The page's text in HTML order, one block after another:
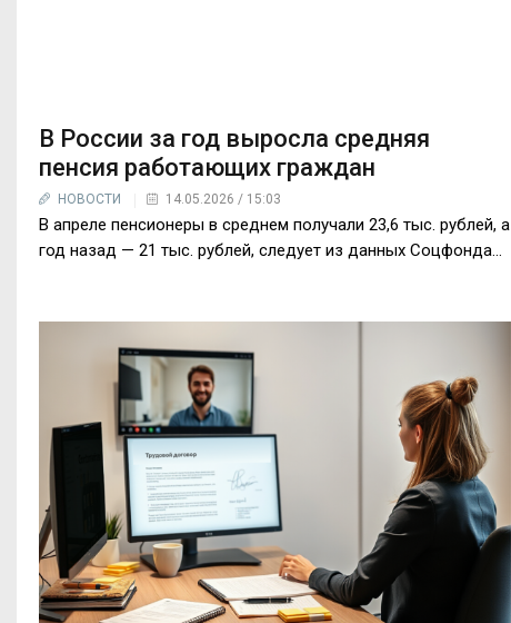
В России за год выросла средняя
пенсия работающих граждан
НОВОСТИ 14.05.2026 / 15:03
В апреле пенсионеры в среднем получали 23,6 тыс. рублей, а
год назад — 21 тыс. рублей, следует из данных Соцфонда…